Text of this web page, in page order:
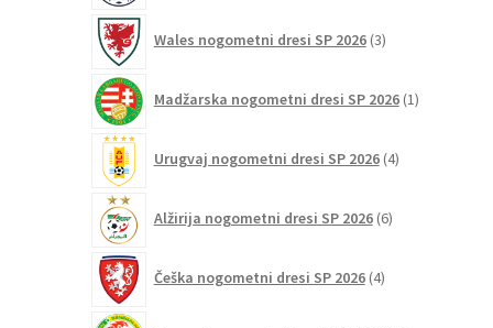
Wales nogometni dresi SP 2026 3izdelki
Madžarska nogometni dresi SP 2026 1izdelek
Urugvaj nogometni dresi SP 2026 4izdelki
Alžirija nogometni dresi SP 2026 6izdelkov
Češka nogometni dresi SP 2026 4izdelki